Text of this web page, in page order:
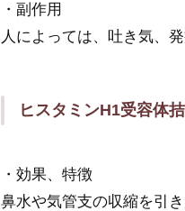
・副作用
人によっては、吐き気、
ヒスタミンH1受容体
・効果、特徴
鼻水や気管支の収縮を引